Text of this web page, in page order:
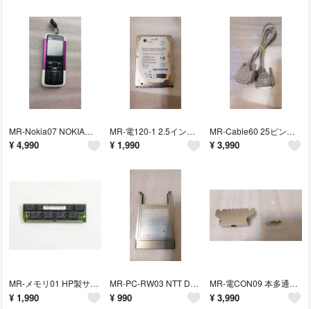
MR-Nokia07 NOKIA製携帯電話 5000 Type RM-362
¥ 4,990
MR-電120-1 2.5インチポータブルハードディスク USB3.0 20GB
¥ 1,990
MR-Cable60 25ピンのD-Subコネクタ（オス）ケーブル
¥ 3,990
MR-メモリ01 HP製サーバー用メモリ32MB A2575-60001
¥ 1,990
MR-PC-RW03 NTT DoCoMo製PCカードアダプタ P6002
¥ 990
MR-電CON09 本多通信製96芯PCRコネクタカバー フード (未使用)
¥ 3,990